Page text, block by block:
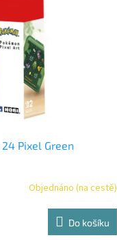
24 Pixel Green
Objednáno (na cestě)
Do košíku